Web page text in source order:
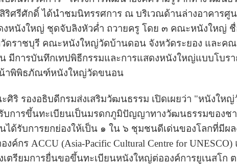
สิริศรีศักดิ์ ได้นำชมนิทรรศการ ณ บริเวณด้านล่างอาคาร
หนังใหญ่ ชุดจับลิงหัวค่ำ ถวายครู โดย ๓ คณะหนังใหญ่ ชื่
ราชบุรี คณะหนังใหญ่วัดบ้านดอน จังหวัดระยอง และค
น มีการบันทึกเทปพิธีกรรมและการแสดงหนังใหญ่แบบโบ
น้าพิพิธภัณฑ์หนังใหญ่วัดขนอน
ริ รองอธิบดีกรมส่งเสริมวัฒนธรรม เปิดเผยว่า "หนังให
รับการขึ้นทะเบียนเป็นมรดกภูมิปัญญาทางวัฒนธรรมของ
ด้รับการยกย่องให้เป็น ๑ ใน ๖ ชุมชนดีเด่นของโลกที่มีผ
ค์กร ACCU (Asia-Pacific Cultural Centre for
ตรียมการยื่นขอขึ้นทะเบียนหนังใหญ่ต่อองค์การยูเนสโก